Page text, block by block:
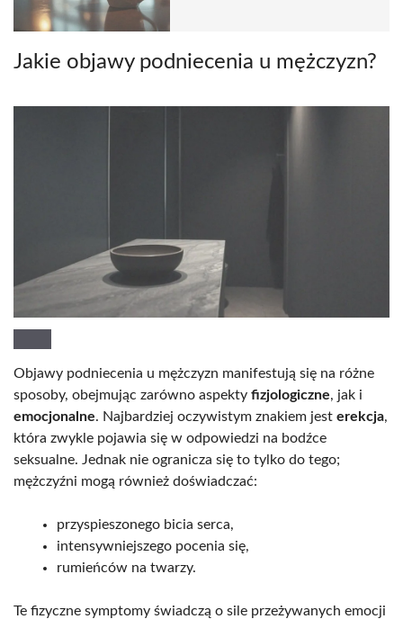
Jakie objawy podniecenia u mężczyzn?
Objawy podniecenia u mężczyzn manifestują się na różne
sposoby, obejmując zarówno aspekty fizjologiczne, jak i
emocjonalne. Najbardziej oczywistym znakiem jest erekcja,
która zwykle pojawia się w odpowiedzi na bodźce
seksualne. Jednak nie ogranicza się to tylko do tego;
mężczyźni mogą również doświadczać:
przyspieszonego bicia serca,
intensywniejszego pocenia się,
rumieńców na twarzy.
Te fizyczne symptomy świadczą o sile przeżywanych emocji